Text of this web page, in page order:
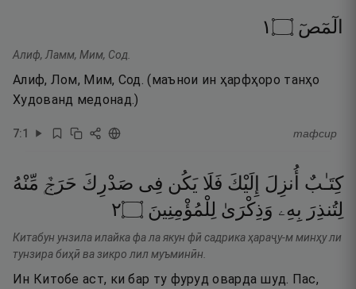
الٓمٓصٓ ۝١
Алиф, Ламм, Мим, Сод.
Алиф, Лом, Мим, Сод. (маънои ин ҳарфҳоро танҳо
Худованд медонад.)
7:1 тафсир
كِتَـٰبٌ أُنزِلَ إِلَيْكَ فَلَا يَكُن فِى صَدْرِكَ حَرَجٌۭ مِّنْهُ
لِتُنذِرَ بِهِۦ وَذِكْرَىٰ لِلْمُؤْمِنِينَ ۝٢
Китабун унзила илайка фа ла якун фӣ садрика ҳараҷу-м минҳу ли
тунзира биҳӣ ва зикро лил муъминӣн.
Ин Китобе аст, ки бар ту фуруд оварда шуд. Пас,